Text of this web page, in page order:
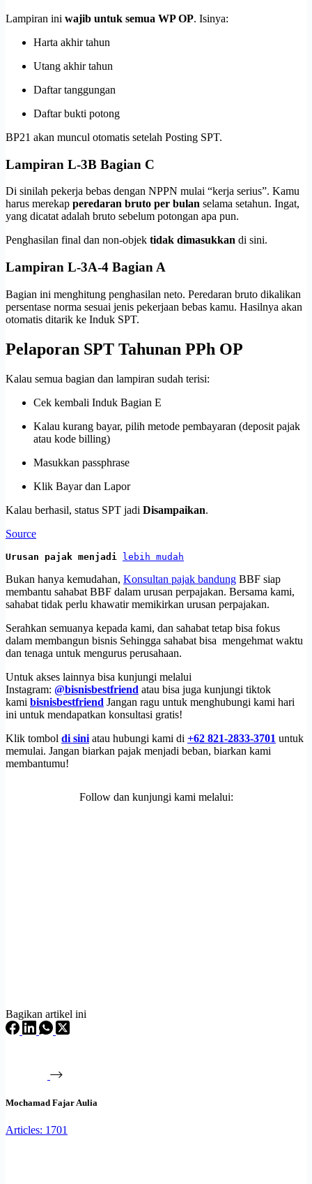
Lampiran ini wajib untuk semua WP OP. Isinya:
Harta akhir tahun
Utang akhir tahun
Daftar tanggungan
Daftar bukti potong
BP21 akan muncul otomatis setelah Posting SPT.
Lampiran L-3B Bagian C
Di sinilah pekerja bebas dengan NPPN mulai “kerja serius”. Kamu
harus merekap peredaran bruto per bulan selama setahun. Ingat,
yang dicatat adalah bruto sebelum potongan apa pun.
Penghasilan final dan non-objek tidak dimasukkan di sini.
Lampiran L-3A-4 Bagian A
Bagian ini menghitung penghasilan neto. Peredaran bruto dikalikan
persentase norma sesuai jenis pekerjaan bebas kamu. Hasilnya akan
otomatis ditarik ke Induk SPT.
Pelaporan SPT Tahunan PPh OP
Kalau semua bagian dan lampiran sudah terisi:
Cek kembali Induk Bagian E
Kalau kurang bayar, pilih metode pembayaran (deposit pajak
atau kode billing)
Masukkan passphrase
Klik Bayar dan Lapor
Kalau berhasil, status SPT jadi Disampaikan.
Source
Urusan pajak menjadi lebih mudah
Bukan hanya kemudahan, Konsultan pajak bandung BBF siap
membantu sahabat BBF dalam urusan perpajakan. Bersama kami,
sahabat tidak perlu khawatir memikirkan urusan perpajakan.
Serahkan semuanya kepada kami, dan sahabat tetap bisa fokus
dalam membangun bisnis Sehingga sahabat bisa mengehmat waktu
dan tenaga untuk mengurus perusahaan.
Untuk akses lainnya bisa kunjungi melalui
Instagram: @bisnisbestfriend atau bisa juga kunjungi tiktok
kami bisnisbestfriend Jangan ragu untuk menghubungi kami hari
ini untuk mendapatkan konsultasi gratis!
Klik tombol di sini atau hubungi kami di +62 821-2833-3701 untuk
memulai. Jangan biarkan pajak menjadi beban, biarkan kami
membantumu!
Follow dan kunjungi kami melalui:
Bagikan artikel ini
Mochamad Fajar Aulia
Articles: 1701